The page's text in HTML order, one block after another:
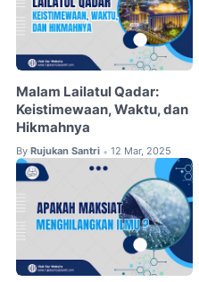
Malam Lailatul Qadar:
Keistimewaan, Waktu, dan
Hikmahnya
By Rujukan Santri • 12 Mar, 2025